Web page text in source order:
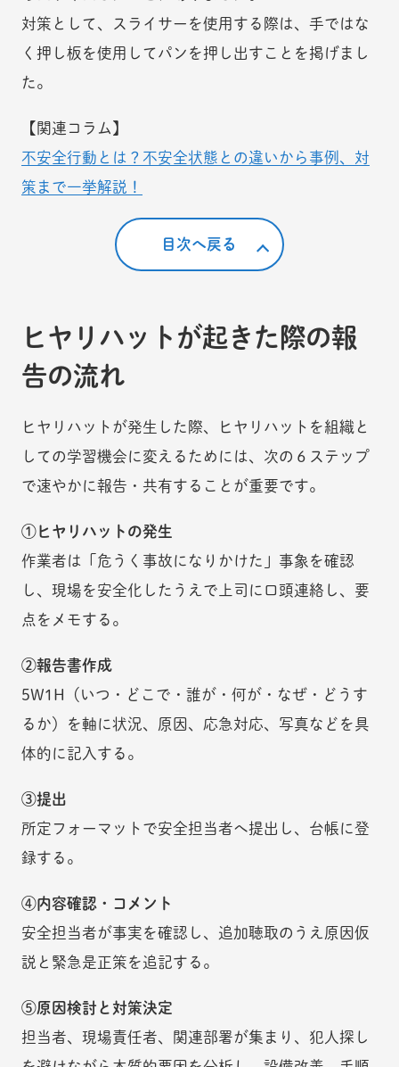
対策として、スライサーを使用する際は、手ではな
く押し板を使用してパンを押し出すことを掲げまし
た。
【関連コラム】
不安全行動とは？不安全状態との違いから事例、対
策まで一挙解説！
目次へ戻る
ヒヤリハットが起きた際の報
告の流れ
ヒヤリハットが発生した際、ヒヤリハットを組織と
しての学習機会に変えるためには、次の６ステップ
で速やかに報告・共有することが重要です。
①ヒヤリハットの発生
作業者は「危うく事故になりかけた」事象を確認
し、現場を安全化したうえで上司に口頭連絡し、要
点をメモする。
②報告書作成
5W1H（いつ・どこで・誰が・何が・なぜ・どうす
るか）を軸に状況、原因、応急対応、写真などを具
体的に記入する。
③提出
所定フォーマットで安全担当者へ提出し、台帳に登
録する。
④内容確認・コメント
安全担当者が事実を確認し、追加聴取のうえ原因仮
説と緊急是正策を追記する。
⑤原因検討と対策決定
担当者、現場責任者、関連部署が集まり、犯人探し